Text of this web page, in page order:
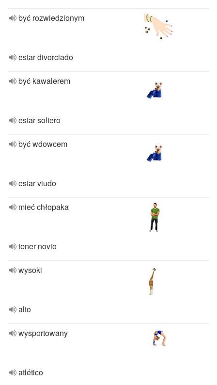
być rozwiedzionym
estar divorciado
być kawalerem
estar soltero
być wdowcem
estar viudo
mieć chłopaka
tener novio
wysoki
alto
wysportowany
atlético